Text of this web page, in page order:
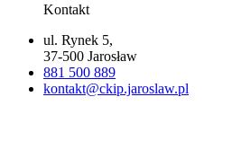
Kontakt
ul. Rynek 5,
37-500 Jarosław
881 500 889
kontakt@ckip.jaroslaw.pl